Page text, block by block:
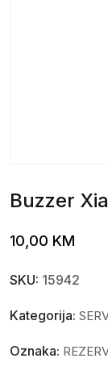
Buzzer
10,00 KM
SKU: 15942
Kategorija:
Oznaka: